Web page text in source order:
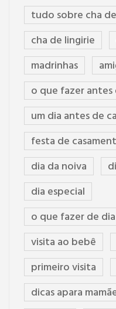
tudo sobre cha
cha de lingirie
madrinhas
o que fazer
um dia antes de
festa de
dia da noiva
dia especial
o que fazer de
visita ao bebê
primeiro visita
dicas apara